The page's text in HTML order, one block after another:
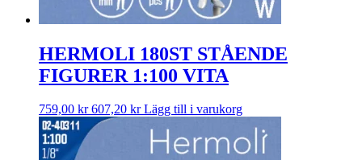
HERMOLI 180ST STÅENDE
FIGURER 1:100 VITA
759,00 kr 607,20 kr Lägg till i varukorg